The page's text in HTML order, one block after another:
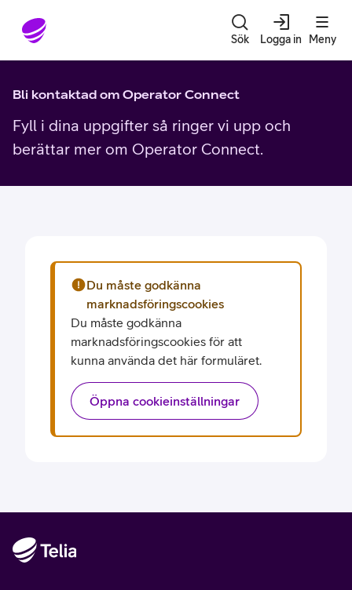
Gå till sidans innehåll
Sök Logga in Meny
Bli kontaktad om Operator Connect
Fyll i dina uppgifter så ringer vi upp och
berättar mer om Operator Connect.
Du måste godkänna
marknadsföringscookies
Du måste godkänna
marknadsföringscookies för att
kunna använda det här formuläret.
Öppna cookieinställningar